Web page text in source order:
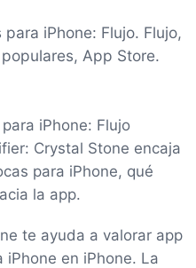
iPhone: Flujo. Flujo,
App Store.
iPhone: Flujo
Crystal Stone encaja
para iPhone, qué
la app.
te ayuda a valorar app
en iPhone. La